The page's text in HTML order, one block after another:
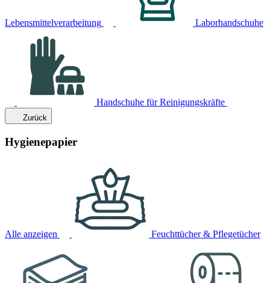
Lebensmittelverarbeitung Laborhandschuhe
Handschuhe für Reinigungskräfte
Zurück
Hygienepapier
Alle anzeigen Feuchttücher & Pflegetücher